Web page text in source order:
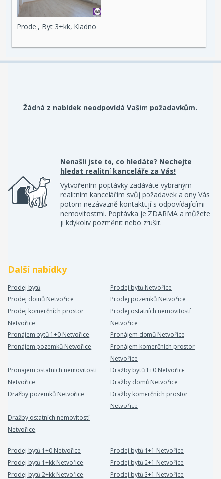
Prodej, Byt 3+kk, Kladno
Žádná z nabídek neodpovídá Vašim požadavkům.
Nenašli jste to, co hledáte? Nechejte
hledat realitní kanceláře za Vás!
Vytvořením poptávky zadáváte vybraným
realitním kancelářím svůj požadavek a ony Vás
potom nezávazně kontaktují s odpovídajícími
nemovitostmi. Poptávka je ZDARMA a můžete
ji kdykoliv pozměnit nebo zrušit.
Další nabídky
Prodej bytů
Prodej bytů Netvořice
Prodej domů Netvořice
Prodej pozemků Netvořice
Prodej komerčních prostor
Netvořice
Prodej ostatních nemovitostí
Netvořice
Pronájem bytů 1+0 Netvořice
Pronájem domů Netvořice
Pronájem pozemků Netvořice
Pronájem komerčních prostor
Netvořice
Pronájem ostatních nemovitostí
Netvořice
Dražby bytů 1+0 Netvořice
Dražby domů Netvořice
Dražby pozemků Netvořice
Dražby komerčních prostor
Netvořice
Dražby ostatních nemovitostí
Netvořice
Prodej bytů 1+0 Netvořice
Prodej bytů 1+1 Netvořice
Prodej bytů 1+kk Netvořice
Prodej bytů 2+1 Netvořice
Prodej bytů 2+kk Netvořice
Prodej bytů 3+1 Netvořice